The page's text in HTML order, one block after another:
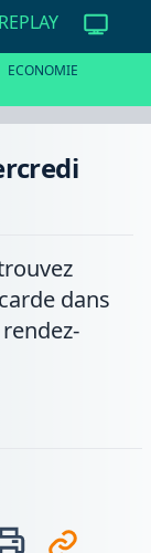
REPLAY
ECONOMIE
dans